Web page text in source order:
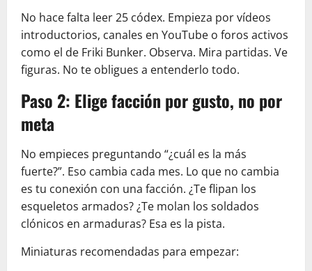
No hace falta leer 25 códex. Empieza por vídeos
introductorios, canales en YouTube o foros activos
como el de Friki Bunker. Observa. Mira partidas. Ve
figuras. No te obligues a entenderlo todo.
Paso 2: Elige facción por gusto, no por
meta
No empieces preguntando “¿cuál es la más
fuerte?”. Eso cambia cada mes. Lo que no cambia
es tu conexión con una facción. ¿Te flipan los
esqueletos armados? ¿Te molan los soldados
clónicos en armaduras? Esa es la pista.
Miniaturas recomendadas para empezar: